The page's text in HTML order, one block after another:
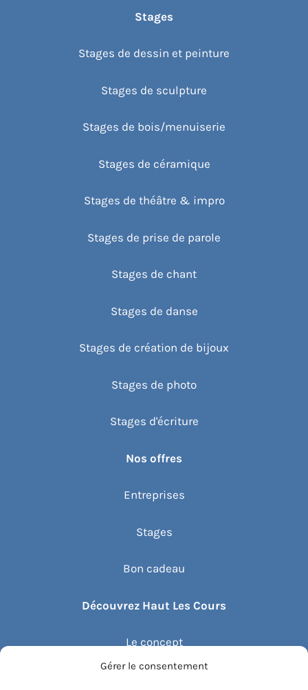
Gérer le consentement
Stages
Stages de dessin et peinture
Stages de sculpture
Stages de bois/menuiserie
Stages de céramique
Stages de théâtre & impro
Stages de prise de parole
Stages de chant
Stages de danse
Stages de création de bijoux
Stages de photo
Stages d'écriture
Nos offres
Entreprises
Stages
Bon cadeau
Découvrez Haut Les Cours
Le concept